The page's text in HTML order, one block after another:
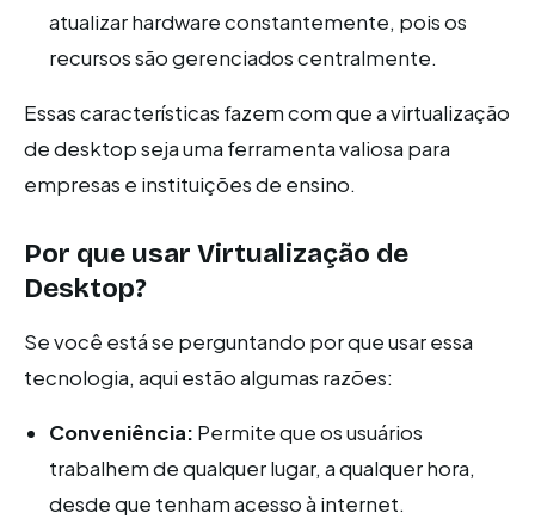
atualizar hardware constantemente, pois os
recursos são gerenciados centralmente.
Essas características fazem com que a virtualização
de desktop seja uma ferramenta valiosa para
empresas e instituições de ensino.
Por que usar Virtualização de
Desktop?
Se você está se perguntando por que usar essa
tecnologia, aqui estão algumas razões:
Conveniência: Permite que os usuários
trabalhem de qualquer lugar, a qualquer hora,
desde que tenham acesso à internet.